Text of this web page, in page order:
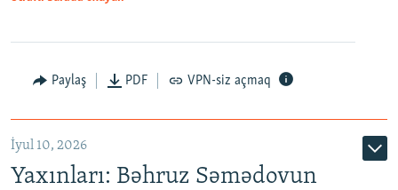
Paylaş PDF VPN-siz açmaq
İyul 10, 2026
Yaxınları: Bəhruz Səmədovun